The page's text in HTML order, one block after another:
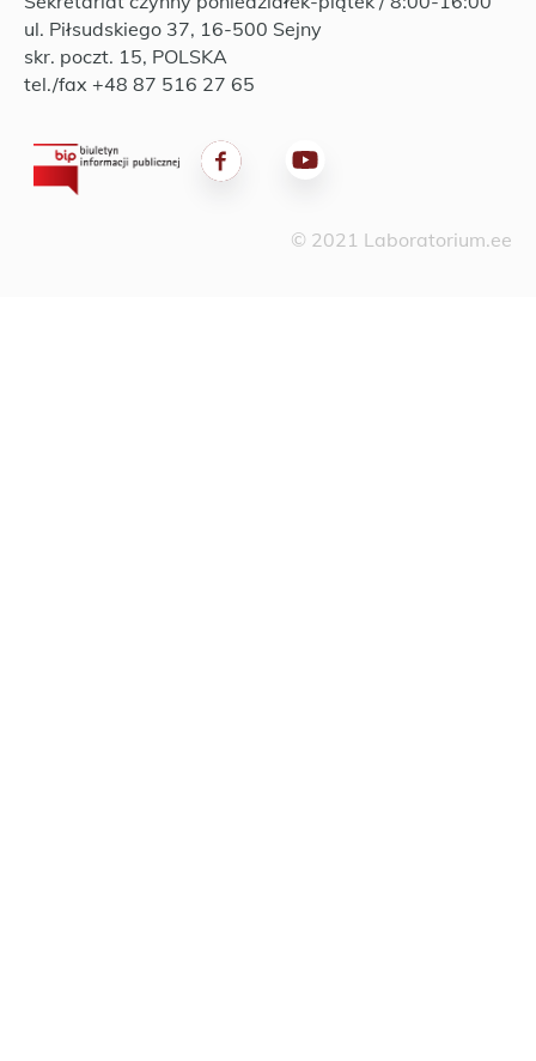
ul. Piłsudskiego 37, 16-500 Sejny
skr. poczt. 15, POLSKA
tel./fax +48 87 516 27 65
© 2021 Laboratorium.ee